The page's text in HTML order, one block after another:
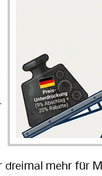
dreimal mehr für